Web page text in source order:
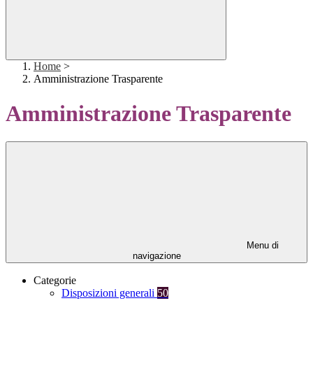
Home >
Amministrazione Trasparente
Amministrazione Trasparente
Menu di
navigazione
Categorie
Disposizioni generali 50